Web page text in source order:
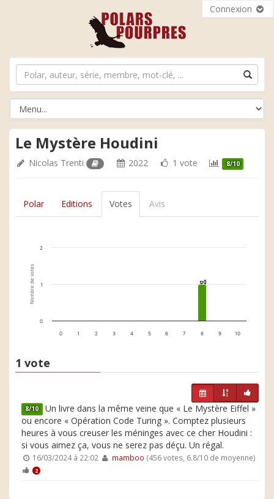
Connexion
Le Mystère Houdini
Nicolas Trenti 2022 1 vote 8/10
Polar Editions Votes Avis
Nombre de votes 1
1
0 1 2 3 4 5 6 7 8 9 10
0
1
2
1 vote
8/10 Un livre dans la même veine que « Le Mystère Eiffel »
ou encore « Opération Code Turing ». Comptez plusieurs
heures à vous creuser les méninges avec ce cher Houdini :
si vous aimez ça, vous ne serez pas déçu. Un régal.
16/03/2024 à 22:02 mamboo (456 votes, 6.8/10 de moyenne)
2